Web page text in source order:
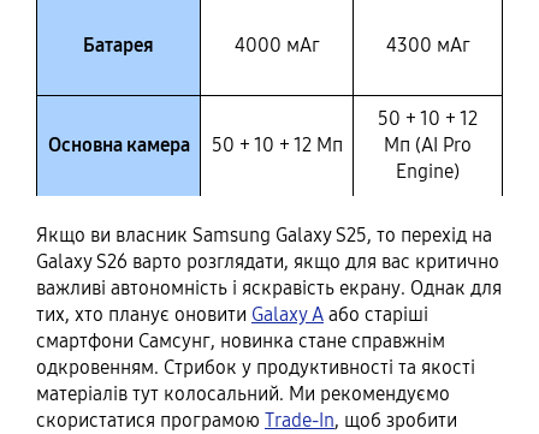
Батарея 4000 мАг 4300 мАг
Основна камера 50 + 10 + 12 Мп
50 + 10 + 12
Мп (AI Pro
Engine)
Якщо ви власник Samsung Galaxy S25, то перехід на
Galaxy S26 варто розглядати, якщо для вас критично
важливі автономність і яскравість екрану. Однак для
тих, хто планує оновити Galaxy A або старіші
смартфони Самсунг, новинка стане справжнім
одкровенням. Стрибок у продуктивності та якості
матеріалів тут колосальний. Ми рекомендуємо
скористатися програмою Trade-In, щоб зробити